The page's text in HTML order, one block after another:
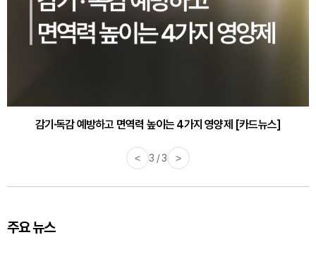
감기·독감 예방하고 면역력 높이는 4가지 영양제 [카드뉴스]
< 3 / 3 >
주요 뉴스